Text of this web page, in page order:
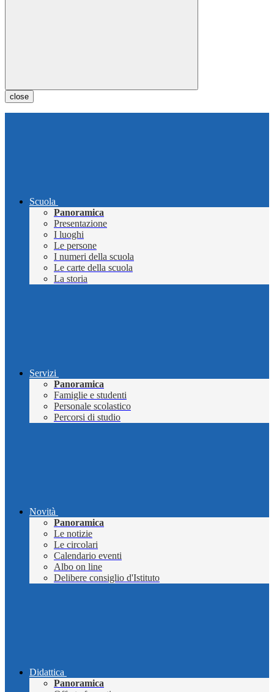
close
Scuola
Panoramica
Presentazione
I luoghi
Le persone
I numeri della scuola
Le carte della scuola
La storia
Servizi
Panoramica
Famiglie e studenti
Personale scolastico
Percorsi di studio
Novità
Panoramica
Le notizie
Le circolari
Calendario eventi
Albo on line
Delibere consiglio d'Istituto
Didattica
Panoramica